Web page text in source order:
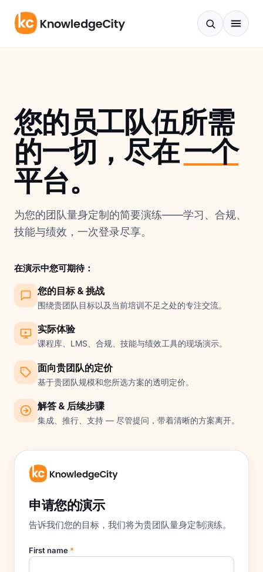
您的员工队伍所需
的一切，尽在一个
平台。
为您的团队量身定制的简要演练——学习、合规、
技能与绩效，一次登录尽享。
在演示中您可期待：
您的目标 & 挑战
围绕贵团队目标以及当前培训不足之处的专注交流。
实际体验
课程库、LMS、合规、技能与绩效工具的现场演示。
面向贵团队的定价
基于贵团队规模和您所选方案的透明定价。
解答 & 后续步骤
集成、推行、支持 — 尽管提问，带着清晰的方案离开。
申请您的演示
告诉我们您的目标，我们将为贵团队量身定制演练。
First name *